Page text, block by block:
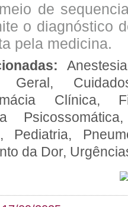
de
o diagnóstico
pela medicina.
Geral,
Clínica,
Pediatria,
da Dor,